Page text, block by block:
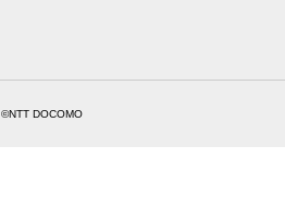
©NTT DOCOMO